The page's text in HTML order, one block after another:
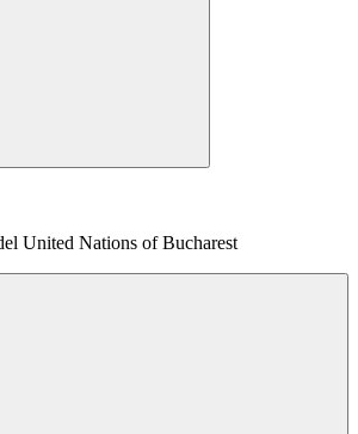
United Nations of Bucharest